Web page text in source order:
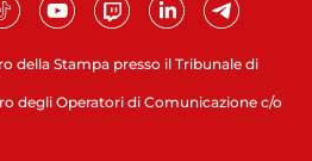
della Stampa presso il Tribunale di
degli Operatori di Comunicazione c/o